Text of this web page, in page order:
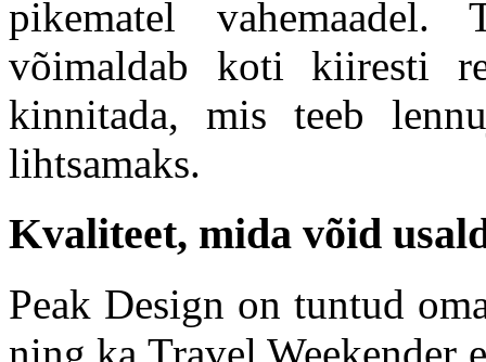
pikematel vahemaadel.
võimaldab koti kiiresti
kinnitada, mis teeb
lihtsamaks.
Kvaliteet, mida võid
Peak Design on tuntud
ning ka Travel Weekender